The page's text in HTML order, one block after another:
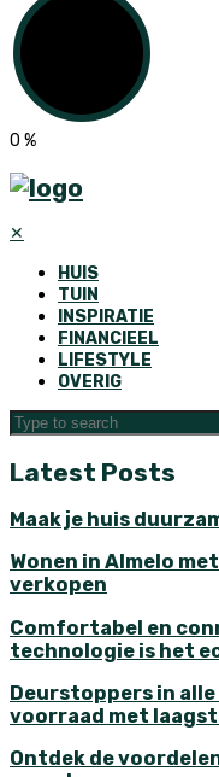
0 %
✕
HUIS
TUIN
INSPIRATIE
FINANCIEEL
LIFESTYLE
OVERIG
Latest Posts
Maak je huis
Wonen in Almelo
verkopen
Comfortabel en
technologie is het
Deurstoppers in
voorraad met
Ontdek de